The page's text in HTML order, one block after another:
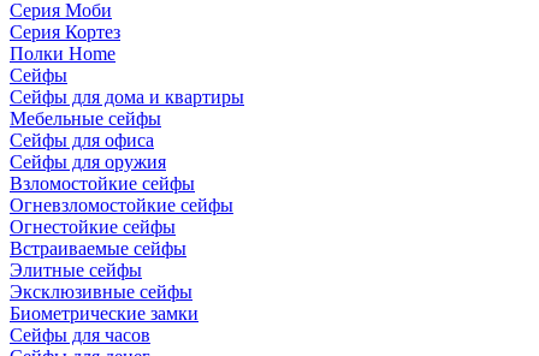
Серия Моби
Серия Кортез
Полки Home
Сейфы
Сейфы для дома и квартиры
Мебельные сейфы
Сейфы для офиса
Сейфы для оружия
Взломостойкие сейфы
Огневзломостойкие сейфы
Огнестойкие сейфы
Встраиваемые сейфы
Элитные сейфы
Эксклюзивные сейфы
Биометрические замки
Сейфы для часов